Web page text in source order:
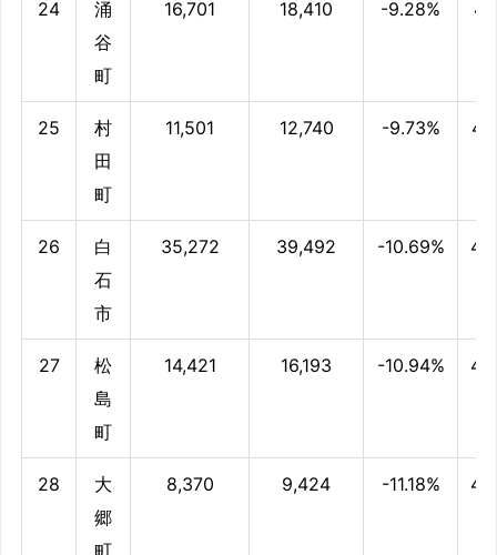
24
涌
谷
町
16,701 18,410 -9.28%
25
村
田
町
11,501 12,740 -9.73%
26
白
石
市
35,272 39,492 -10.69%
27
松
島
町
14,421 16,193 -10.94%
28
大
郷
町
8,370 9,424 -11.18%